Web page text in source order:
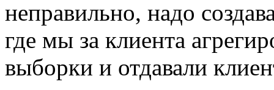
неправильно, надо
где мы за клиента
выборки и отдавали